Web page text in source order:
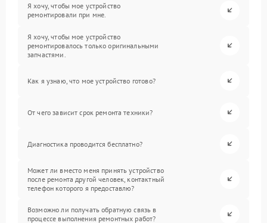
Я хочу, чтобы мое устройство
ремонтировали при мне.
Я хочу, чтобы мое устройство
ремонтировалось только оригинальными
запчастями.
Как я узнаю, что мое устройство готово?
От чего зависит срок ремонта техники?
Диагностика проводится бесплатно?
Может ли вместо меня принять устройство
после ремонта другой человек, контактный
телефон которого я предоставлю?
Возможно ли получать обратную связь в
процессе выполнения ремонтных работ?